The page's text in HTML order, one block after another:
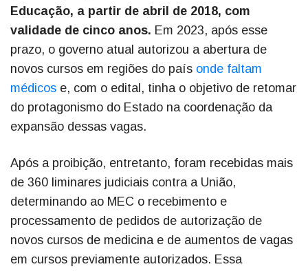
Educação, a partir de abril de 2018, com
validade de cinco anos. Em 2023, após esse
prazo, o governo atual autorizou a abertura de
novos cursos em regiões do país onde faltam
médicos e, com o edital, tinha o objetivo de retomar
do protagonismo do Estado na coordenação da
expansão dessas vagas.
Após a proibição, entretanto, foram recebidas mais
de 360 liminares judiciais contra a União,
determinando ao MEC o recebimento e
processamento de pedidos de autorização de
novos cursos de medicina e de aumentos de vagas
em cursos previamente autorizados. Essa